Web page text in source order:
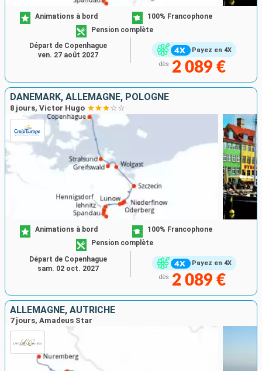
Payez en 4X
Animations à bord
100% Francophone
Pension complète
dès 2 089 €
Départ de Copenhague
ven. 27 août 2027
DANEMARK, ALLEMAGNE, POLOGNE
8 jours, Victor Hugo
Payez en 4X
Animations à bord
100% Francophone
Pension complète
dès 2 089 €
Départ de Copenhague
sam. 02 oct. 2027
ALLEMAGNE, AUTRICHE
7 jours, Amadeus Star